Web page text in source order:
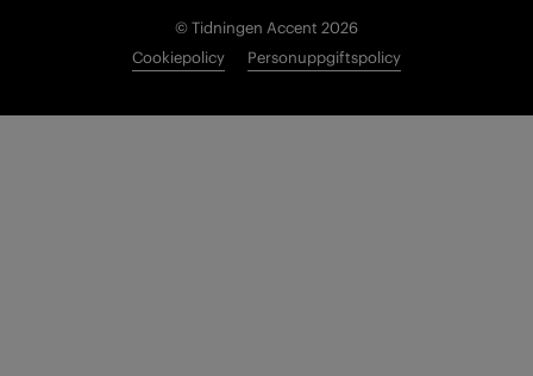
© Tidningen Accent 2026
Cookiepolicy
Personuppgiftspolicy